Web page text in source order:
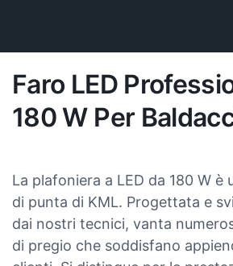
Faro LED
180 W Per
La plafoniera a LED da 180 W
di punta di KML. Progettata e
dai nostri tecnici, vanta
di pregio che soddisfano